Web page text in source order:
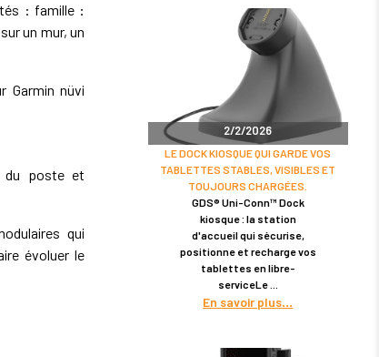
: famille :
un mur, un
Garmin nüvi
du poste et
qui
évoluer le
2/2/2026
LE DOCK KIOSQUE QUI GARDE VOS
TABLETTES STABLES, VISIBLES ET
TOUJOURS CHARGÉES.
GDS® Uni-Conn™ Dock
kiosque : la station
d'accueil qui sécurise,
positionne et recharge vos
tablettes en libre-
serviceLe
En savoir plus